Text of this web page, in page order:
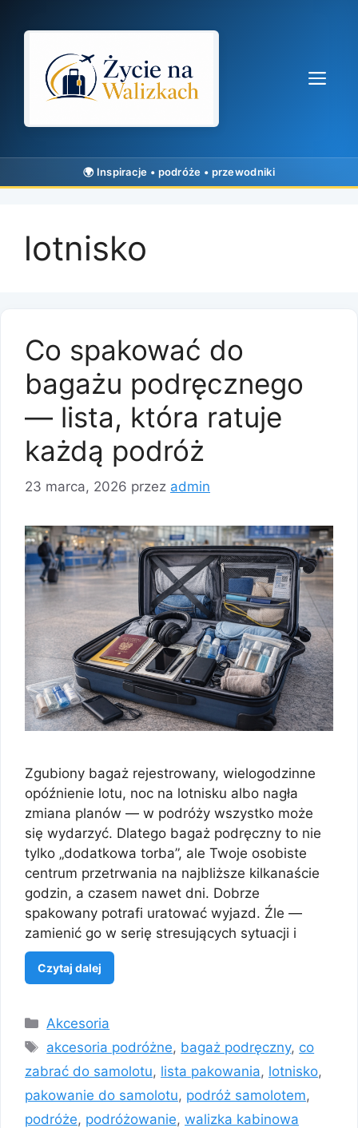
lotnisko
Co spakować do
bagażu podręcznego
— lista, która ratuje
każdą podróż
23 marca, 2026 przez admin
Zgubiony bagaż rejestrowany, wielogodzinne
opóźnienie lotu, noc na lotnisku albo nagła
zmiana planów — w podróży wszystko może
się wydarzyć. Dlatego bagaż podręczny to nie
tylko „dodatkowa torba”, ale Twoje osobiste
centrum przetrwania na najbliższe kilkanaście
godzin, a czasem nawet dni. Dobrze
spakowany potrafi uratować wyjazd. Źle —
zamienić go w serię stresujących sytuacji i
Czytaj dalej
Kategorie
Akcesoria
Tagi
akcesoria podróżne, bagaż podręczny, co
zabrać do samolotu, lista pakowania, lotnisko,
pakowanie do samolotu, podróż samolotem,
podróże, podróżowanie, walizka kabinowa